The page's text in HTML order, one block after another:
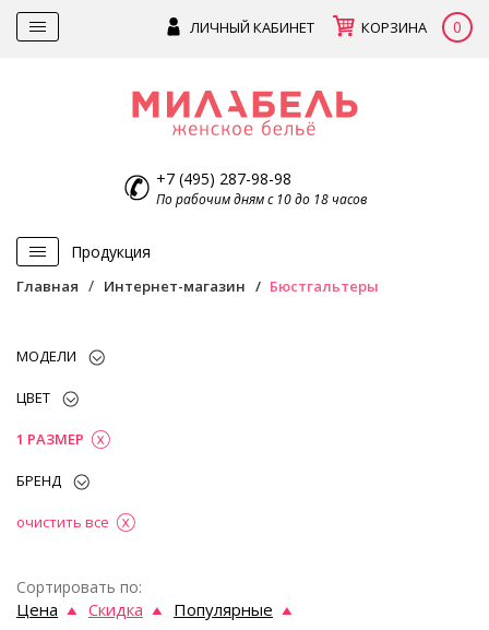
ЛИЧНЫЙ КАБИНЕТ КОРЗИНА 0
+7 (495) 287-98-98
По рабочим дням с 10 до 18 часов
Продукция
Главная Интернет-магазин Бюстгальтеры
МОДЕЛИ
ЦВЕТ
1 РАЗМЕР
БРЕНД
очистить все
Сортировать по:
Цена Скидка Популярные